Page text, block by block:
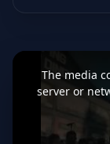
levar uma
televisão
primeira mão
This
is
The media
server or